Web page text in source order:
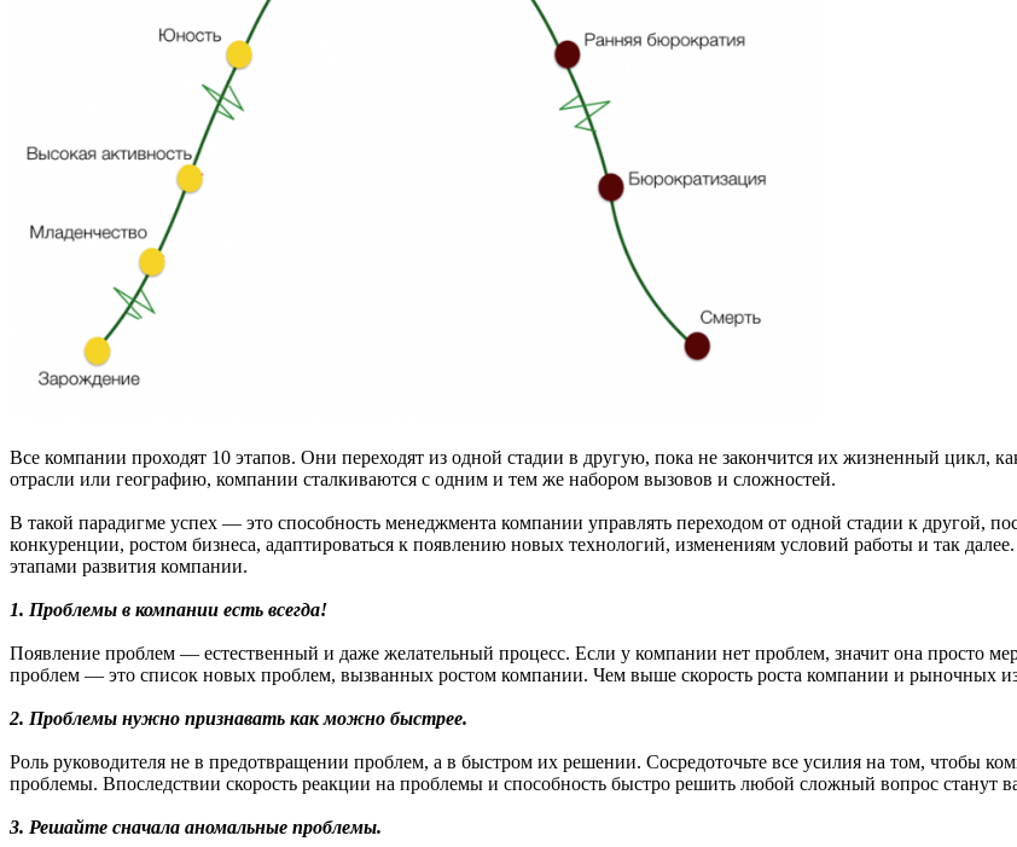
Все компании проходят 10 этапов. Они переходят из одной стадии в другую, пока не закончится их жизненный цикл,
отрасли или географию, компании сталкиваются с одним и тем же набором вызовов и сложностей.
В такой парадигме успех — это способность менеджмента компании управлять переходом от одной стадии к другой,
конкуренции, ростом бизнеса, адаптироваться к появлению новых технологий, изменениям условий работы и так
этапами развития компании.
1. Проблемы в компании есть всегда!
Появление проблем — естественный и даже желательный процесс. Если у компании нет проблем, значит она просто
проблем — это список новых проблем, вызванных ростом компании. Чем выше скорость роста компании и рыночных
2. Проблемы нужно признавать как можно быстрее.
Роль руководителя не в предотвращении проблем, а в быстром их решении. Сосредоточьте все усилия на том, чтобы
проблемы. Впоследствии скорость реакции на проблемы и способность быстро решить любой сложный вопрос
3. Решайте сначала аномальные проблемы.